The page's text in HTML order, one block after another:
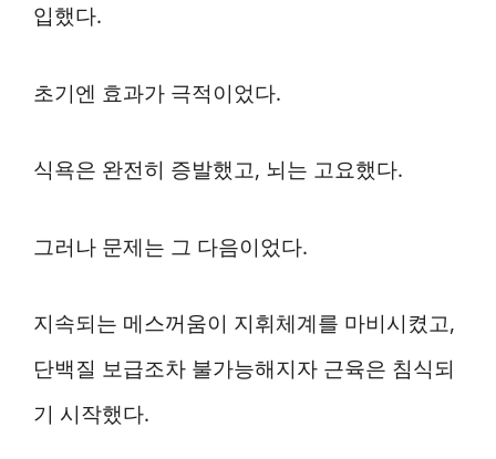
입했다.
초기엔 효과가 극적이었다.
식욕은 완전히 증발했고, 뇌는 고요했다.
그러나 문제는 그 다음이었다.
지속되는 메스꺼움이 지휘체계를 마비시켰고,
단백질 보급조차 불가능해지자 근육은 침식되
기 시작했다.